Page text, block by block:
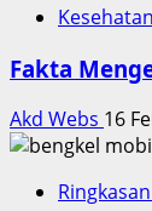
Kesehatan
Fakta
Akd Webs 16